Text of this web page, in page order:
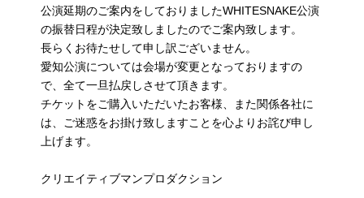
公演延期のご案内をしておりましたWHITESNAKE公演
の振替日程が決定致しましたのでご案内致します。
長らくお待たせして申し訳ございません。
愛知公演については会場が変更となっておりますの
で、全て一旦払戻しさせて頂きます。
チケットをご購入いただいたお客様、また関係各社に
は、ご迷惑をお掛け致しますことを心よりお詫び申し
上げます。
クリエイティブマンプロダクション